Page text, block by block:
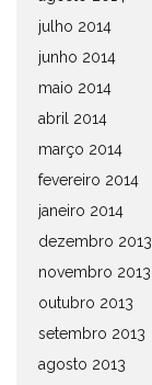
julho 2014
junho 2014
maio 2014
abril 2014
março 2014
fevereiro 2014
janeiro 2014
dezembro 2013
novembro 2013
outubro 2013
setembro 2013
agosto 2013